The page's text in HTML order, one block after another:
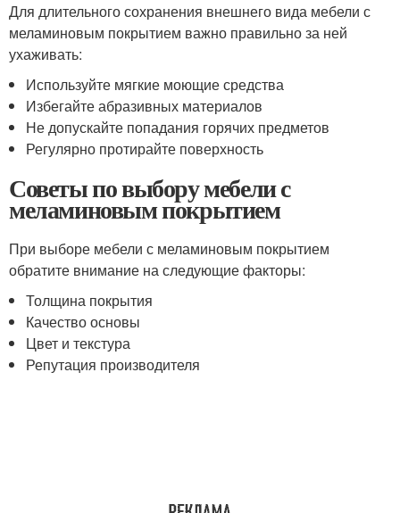
Для длительного сохранения внешнего вида мебели с
меламиновым покрытием важно правильно за ней
ухаживать:
Используйте мягкие моющие средства
Избегайте абразивных материалов
Не допускайте попадания горячих предметов
Регулярно протирайте поверхность
Советы по выбору мебели с
меламиновым покрытием
При выборе мебели с меламиновым покрытием
обратите внимание на следующие факторы:
Толщина покрытия
Качество основы
Цвет и текстура
Репутация производителя